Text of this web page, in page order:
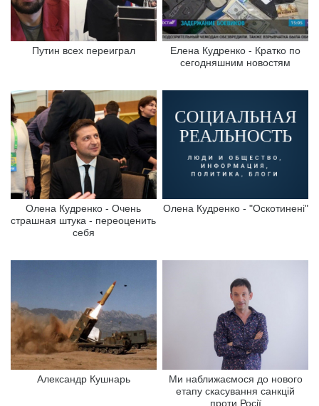
Путин всех переиграл
Елена Кудренко - Кратко по
сегодняшним новостям
Олена Кудренко - Очень
страшная штука - переоценить
себя
Олена Кудренко - "Оскотинені"
Александр Кушнарь
Ми наближаємося до нового
етапу скасування санкцій
проти Росії